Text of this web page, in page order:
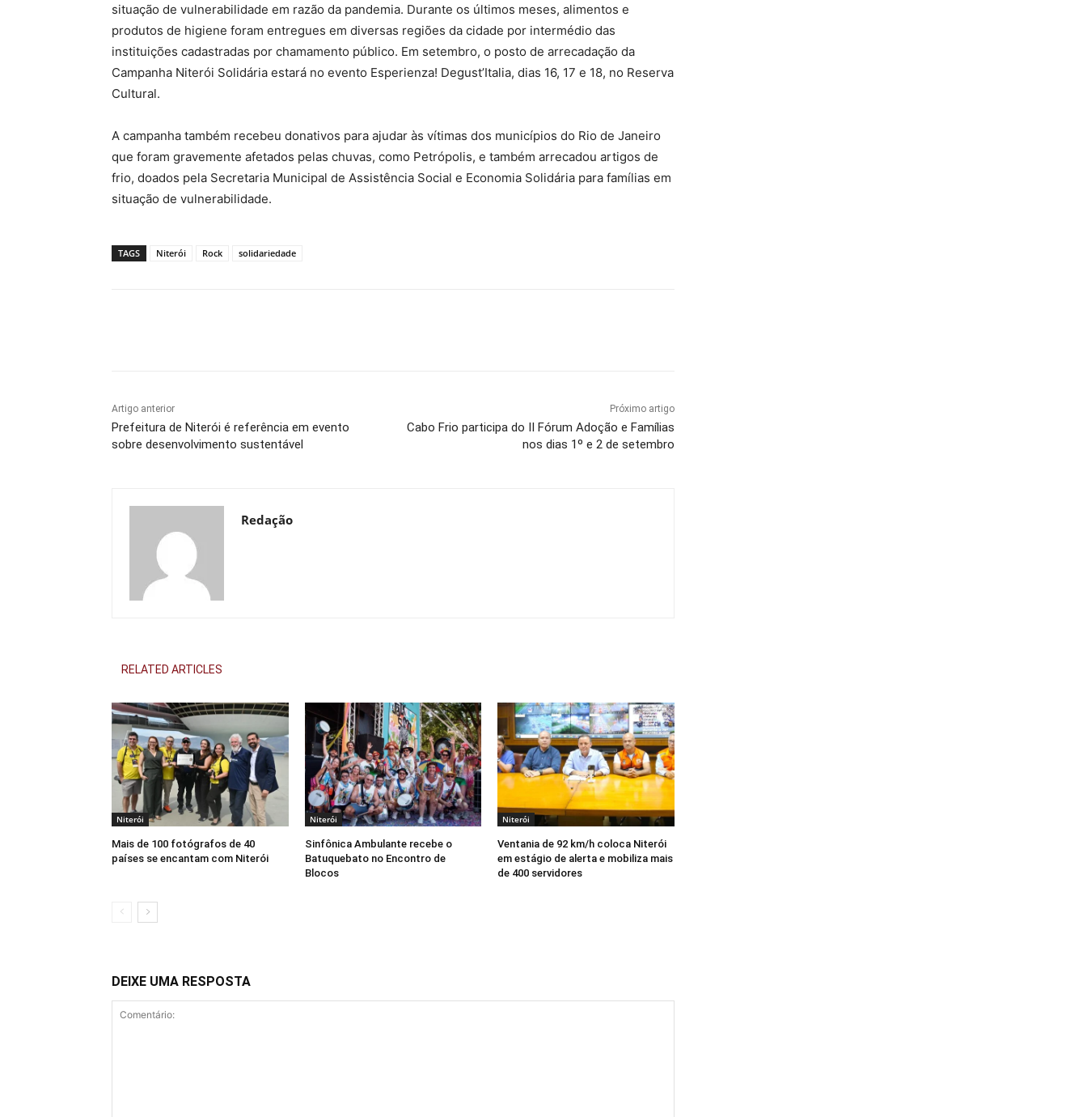
situação de vulnerabilidade em razão da pandemia. Durante os últimos meses, alimentos e
produtos de higiene foram entregues em diversas regiões da cidade por intermédio das
instituições cadastradas por chamamento público. Em setembro, o posto de arrecadação da
Campanha Niterói Solidária estará no evento Esperienza! Degust’Italia, dias 16, 17 e 18, no Reserva
Cultural.
A campanha também recebeu donativos para ajudar às vítimas dos municípios do Rio de Janeiro
que foram gravemente afetados pelas chuvas, como Petrópolis, e também arrecadou artigos de
frio, doados pela Secretaria Municipal de Assistência Social e Economia Solidária para famílias em
situação de vulnerabilidade.
TAGS Niterói Rock solidariedade
Artigo anterior
Prefeitura de Niterói é referência em evento
sobre desenvolvimento sustentável
Próximo artigo
Cabo Frio participa do II Fórum Adoção e Famílias
nos dias 1º e 2 de setembro
Redação
RELATED ARTICLES
Niterói
Mais de 100 fotógrafos de 40
países se encantam com Niterói
Niterói
Sinfônica Ambulante recebe o
Batuquebato no Encontro de
Blocos
Niterói
Ventania de 92 km/h coloca Niterói
em estágio de alerta e mobiliza mais
de 400 servidores
DEIXE UMA RESPOSTA